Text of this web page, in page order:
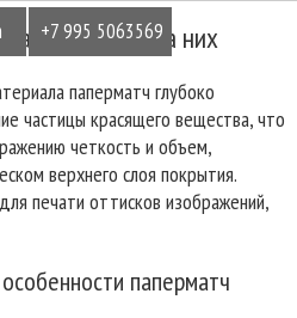
+7 995 5063569
и печать на них
паперматч глубоко
частицы красящего вещества, что
четкость и объем,
верхнего слоя покрытия.
печати оттисков изображений,
паперматч